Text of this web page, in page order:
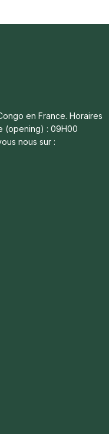
en France. Horaires
(opening) : 09H00
nous sur :